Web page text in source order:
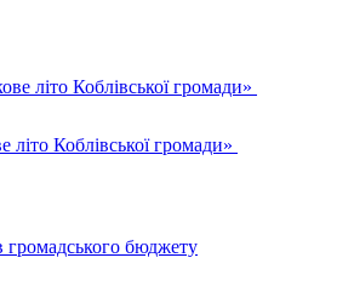
Коблівської громади»